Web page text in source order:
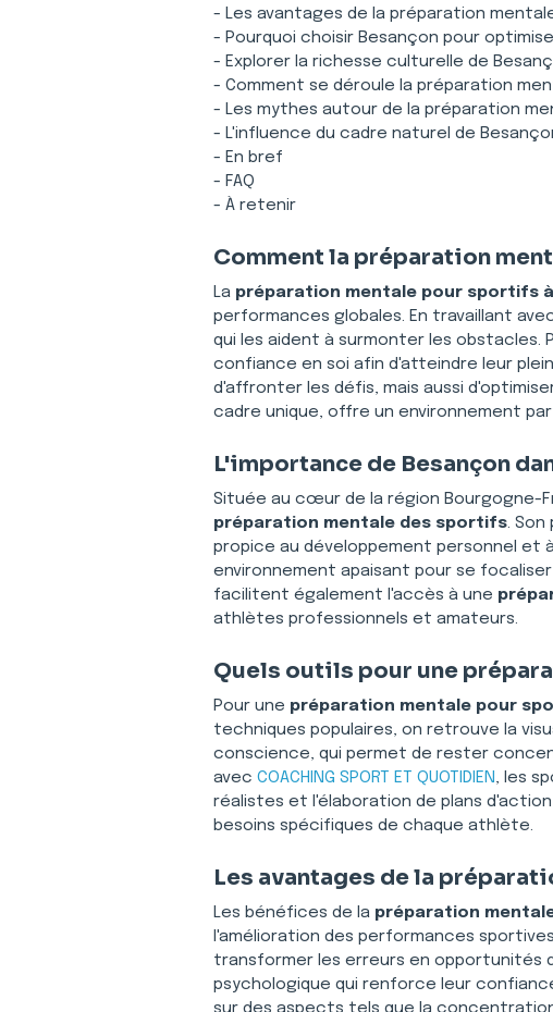
- Les avantages de la préparation
- Pourquoi choisir Besançon pour
- Explorer la richesse culturelle de
- Comment se déroule la préparation
- Les mythes autour de la préparation
- L'influence du cadre naturel de
- En bref
- FAQ
- À retenir
Comment la préparation
La préparation mentale pour sportifs
performances globales. En travaillant
qui les aident à surmonter les
confiance en soi afin d'atteindre leur
d'affronter les défis, mais aussi
cadre unique, offre un environnement
L'importance de Besançon
Située au cœur de la région Bourgogne-
préparation mentale des sportifs.
propice au développement personnel
environnement apaisant pour se
facilitent également l'accès à une
athlètes professionnels et amateurs.
Quels outils pour une
Pour une préparation mentale pour
techniques populaires, on retrouve la
conscience, qui permet de rester
avec COACHING SPORT ET QUOTIDIEN, les
réalistes et l'élaboration de plans
besoins spécifiques de chaque athlète.
Les avantages de la
Les bénéfices de la préparation
l'amélioration des performances
transformer les erreurs en opportunités
psychologique qui renforce leur